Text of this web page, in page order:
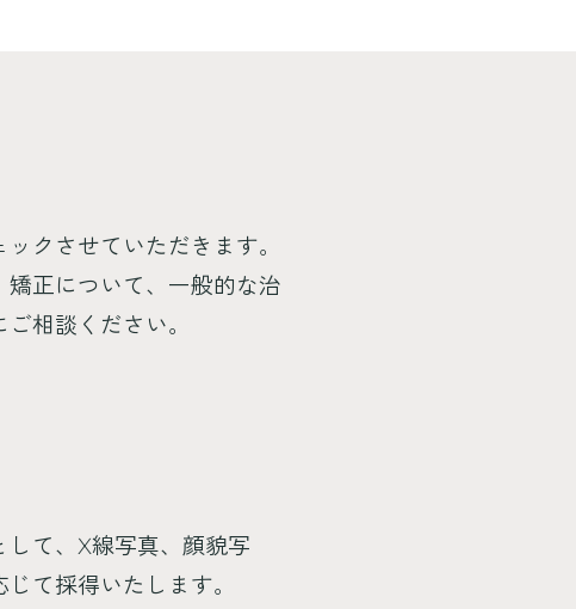
クさせていただきます。
正について、一般的な治
相談ください。
て、X線写真、顔貌写
て採得いたします。